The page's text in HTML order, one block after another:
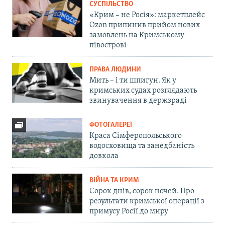
СУСПІЛЬСТВО
«Крим – не Росія»: маркетплейс
Ozon припинив прийом нових
замовлень на Кримському
півострові
ПРАВА ЛЮДИНИ
Мить – і ти шпигун. Як у
кримських судах розглядають
звинувачення в держзраді
ФОТОГАЛЕРЕЇ
Краса Сімферопольського
водосховища та занедбаність
довкола
ВІЙНА ТА КРИМ
Сорок днів, сорок ночей. Про
результати кримської операції з
примусу Росії до миру